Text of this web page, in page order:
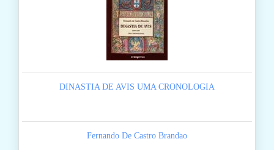
DINASTIA DE AVIS UMA CRONOLOGIA
Fernando De Castro Brandao